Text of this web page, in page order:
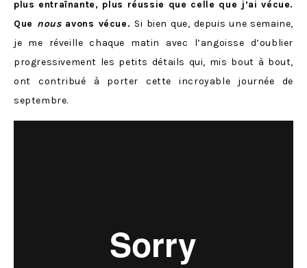
plus entraînante, plus réussie que celle que j’ai vécue.
Que nousavons vécue. Si bien que, depuis une semaine,
je me réveille chaque matin avec l’angoisse d’oublier
progressivement les petits détails qui, mis bout à bout,
ont contribué à porter cette incroyable journée de
septembre.